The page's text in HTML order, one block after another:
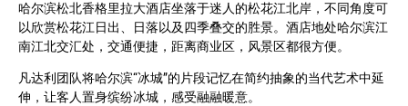
哈尔滨松北香格里拉大酒店坐落于迷人的松花江北岸，不同角度可
以欣赏松花江日出、日落以及四季叠交的胜景。酒店地处哈尔滨江
南江北交汇处，交通便捷，距离商业区，风景区都很方便。
凡达利团队将哈尔滨“冰城”的片段记忆在简约抽象的当代艺术中延
伸，让客人置身缤纷冰城，感受融融暖意。